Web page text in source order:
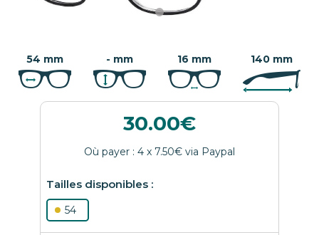
54 mm - mm 16 mm 140 mm
30.00
54